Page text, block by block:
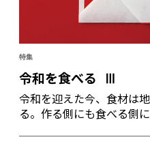
特集
令和を食べる Ⅲ
令和を迎えた今、食材は
る。作る側にも食べる側